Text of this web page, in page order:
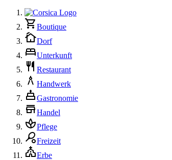
Boutique
Dorf
Unterkunft
Restaurant
Handwerk
Gastronomie
Handel
Pflege
Freizeit
Erbe